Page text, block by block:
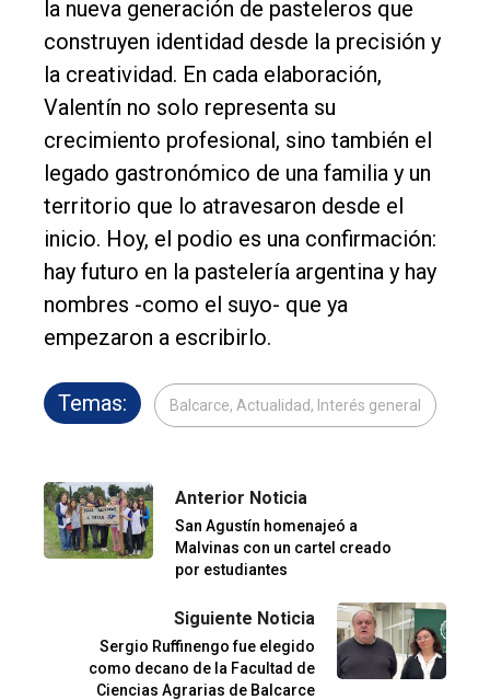
la nueva generación de pasteleros que
construyen identidad desde la precisión y
la creatividad. En cada elaboración,
Valentín no solo representa su
crecimiento profesional, sino también el
legado gastronómico de una familia y un
territorio que lo atravesaron desde el
inicio. Hoy, el podio es una confirmación:
hay futuro en la pastelería argentina y hay
nombres -como el suyo- que ya
empezaron a escribirlo.
Temas: Balcarce, Actualidad, Interés general
Anterior Noticia
San Agustín homenajeó a
Malvinas con un cartel creado
por estudiantes
Siguiente Noticia
Sergio Ruffinengo fue elegido
como decano de la Facultad de
Ciencias Agrarias de Balcarce